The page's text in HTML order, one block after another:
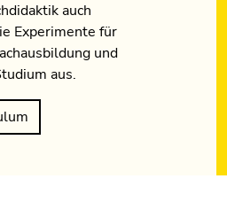
auch
Experimente für
und
aus.